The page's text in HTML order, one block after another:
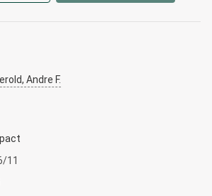
Andre F.
11